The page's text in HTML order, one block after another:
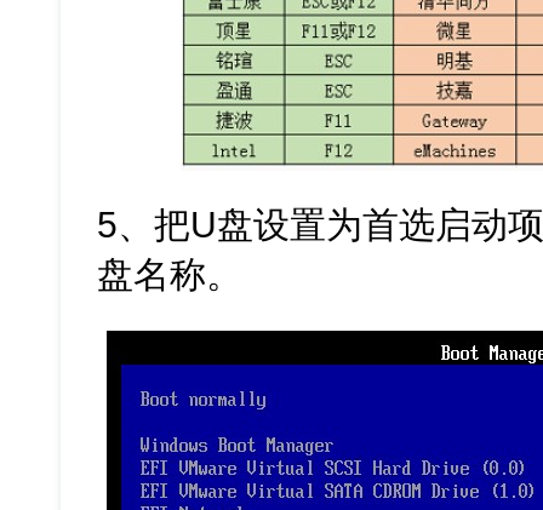
5、把U盘设置为首选启动
盘名称。